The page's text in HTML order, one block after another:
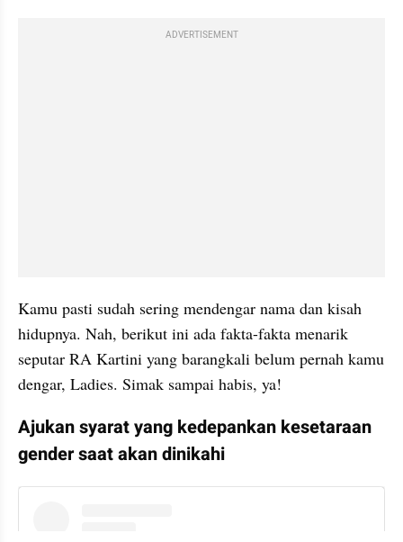
ADVERTISEMENT
Kamu pasti sudah sering mendengar nama dan kisah
hidupnya. Nah, berikut ini ada fakta-fakta menarik
seputar RA Kartini yang barangkali belum pernah kamu
dengar, Ladies. Simak sampai habis, ya!
Ajukan syarat yang kedepankan kesetaraan
gender saat akan dinikahi